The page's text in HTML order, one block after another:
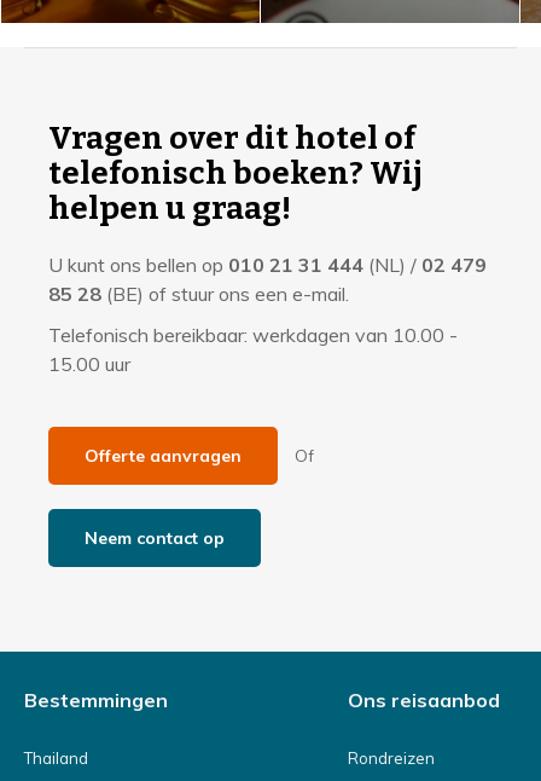
Vragen over dit hotel of
telefonisch boeken? Wij
helpen u graag!
U kunt ons bellen op 010 21 31 444 (NL) / 02 479
85 28 (BE) of stuur ons een e-mail.
Telefonisch bereikbaar: werkdagen van 10.00 -
15.00 uur
Offerte aanvragen Of
Neem contact op
Bestemmingen
Thailand
Ons reisaanbod
Rondreizen